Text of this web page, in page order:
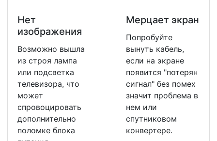
Нет
изображения
Возможно вышла
из строя лампа
или подсветка
телевизора, что
может
спровоцировать
дополнительно
поломке блока
Мерцает экран
Попробуйте
вынуть кабель,
если на экране
появится "потерян
сигнал" без помех
значит проблема в
нем или
спутниковом
конвертере.